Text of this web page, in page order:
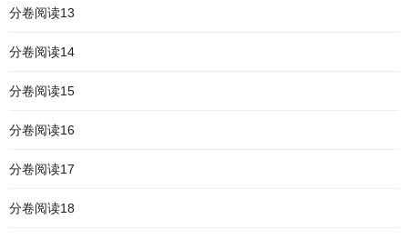
分卷阅读13
分卷阅读14
分卷阅读15
分卷阅读16
分卷阅读17
分卷阅读18